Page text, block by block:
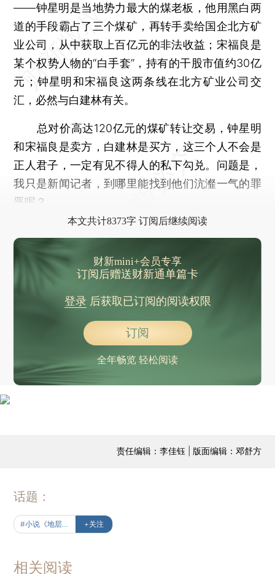
——钟星明是当地势力最大的煤老板，他用黑白两
道的手段霸占了三个煤矿，再转手卖给国企北方矿
业公司，从中获取上百亿元的非法收益；宋福良是
某个权势人物的“白手套”，持有的干股市值约30亿
元；钟星明和宋福良这两条线在北方矿业公司交
汇，必然与白建林有关。
总对价高达120亿元的煤矿转让交易，钟星明
和宋福良是卖方，白建林是买方，这三个人不会是
正人君子，一定有见不得人的私下勾兑。问题是，
我只是新闻记者，到哪里能找到他们沆瀣一气的罪
恶呢？
本文共计8373字 订阅后继续阅读
财新mini+会员专享
订阅后赠送财新通单篇卡
登录后获取已订阅的阅读权限
订阅
全年畅览 轻松阅读
责任编辑：李佳钰 | 版面编辑：邓舒方
话题：
+关注
相关阅读